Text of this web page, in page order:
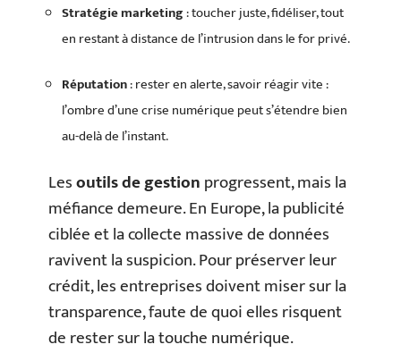
Stratégie marketing: toucher juste, fidéliser, tout
en restant à distance de l’intrusion dans le for privé.
Réputation: rester en alerte, savoir réagir vite :
l’ombre d’une crise numérique peut s’étendre bien
au-delà de l’instant.
Lesoutils de gestionprogressent, mais la
méfiance demeure. En Europe, la publicité
ciblée et la collecte massive de données
ravivent la suspicion. Pour préserver leur
crédit, les entreprises doivent miser sur la
transparence, faute de quoi elles risquent
de rester sur la touche numérique.